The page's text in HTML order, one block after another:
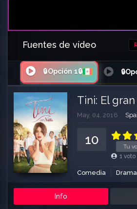
Fuentes de vídeo
🔒Opción 1🔒
Tini: El
May. 04, 2016
Tu
10
1 voto
Comedia Drama
Info